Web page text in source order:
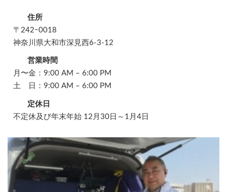
住所
〒242ｰ0018
神奈川県大和市深見西6-3-12
営業時間
月〜金：9:00 AM – 6:00 PM
土 日：9:00 AM – 6:00 PM
定休日
不定休及び年末年始 12月30日～1月4日